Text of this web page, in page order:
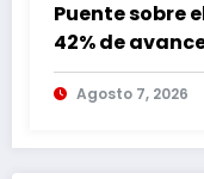
Puente sobre
42% de
continuos
Agosto 7, 2026